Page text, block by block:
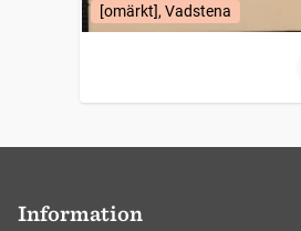
[omärkt], Vadstena
Information